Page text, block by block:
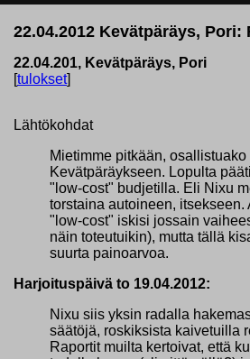
22.04.2012 Kevätpäräys, Pori:
22.04.201, Kevätpäräys, Pori
[tulokset]
Lähtökohdat
Mietimme pitkään, osallistuako
Kevätpäräykseen. Lopulta
"low-cost" budjetilla. Eli Nixu
torstaina autoineen, itsekseen.
"low-cost" iskisi jossain
näin toteutuikin), mutta tällä
suurta painoarvoa.
Harjoituspäivä to 19.04.2012:
Nixu siis yksin radalla
säätöjä, roskiksista kaivetuilla
Raportit muilta kertoivat, että